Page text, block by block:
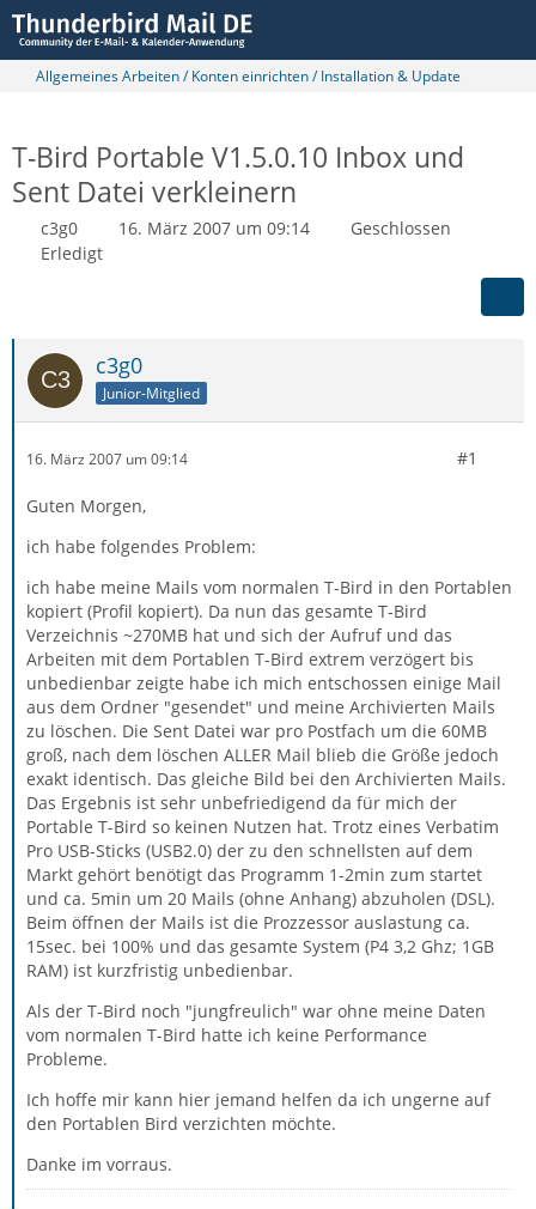
Allgemeines Arbeiten / Konten einrichten / Installation & Update
T-Bird Portable V1.5.0.10 Inbox und
Sent Datei verkleinern
c3g0 16. März 2007 um 09:14
Geschlossen
Erledigt
c3g0
Junior-Mitglied
16. März 2007 um 09:14 #1
Guten Morgen,
ich habe folgendes Problem:
ich habe meine Mails vom normalen T-Bird in den Portablen
kopiert (Profil kopiert). Da nun das gesamte T-Bird
Verzeichnis ~270MB hat und sich der Aufruf und das
Arbeiten mit dem Portablen T-Bird extrem verzögert bis
unbedienbar zeigte habe ich mich entschossen einige Mail
aus dem Ordner "gesendet" und meine Archivierten Mails
zu löschen. Die Sent Datei war pro Postfach um die 60MB
groß, nach dem löschen ALLER Mail blieb die Größe jedoch
exakt identisch. Das gleiche Bild bei den Archivierten Mails.
Das Ergebnis ist sehr unbefriedigend da für mich der
Portable T-Bird so keinen Nutzen hat. Trotz eines Verbatim
Pro USB-Sticks (USB2.0) der zu den schnellsten auf dem
Markt gehört benötigt das Programm 1-2min zum startet
und ca. 5min um 20 Mails (ohne Anhang) abzuholen (DSL).
Beim öffnen der Mails ist die Prozzessor auslastung ca.
15sec. bei 100% und das gesamte System (P4 3,2 Ghz; 1GB
RAM) ist kurzfristig unbedienbar.
Als der T-Bird noch "jungfreulich" war ohne meine Daten
vom normalen T-Bird hatte ich keine Performance
Probleme.
Ich hoffe mir kann hier jemand helfen da ich ungerne auf
den Portablen Bird verzichten möchte.
Danke im vorraus.